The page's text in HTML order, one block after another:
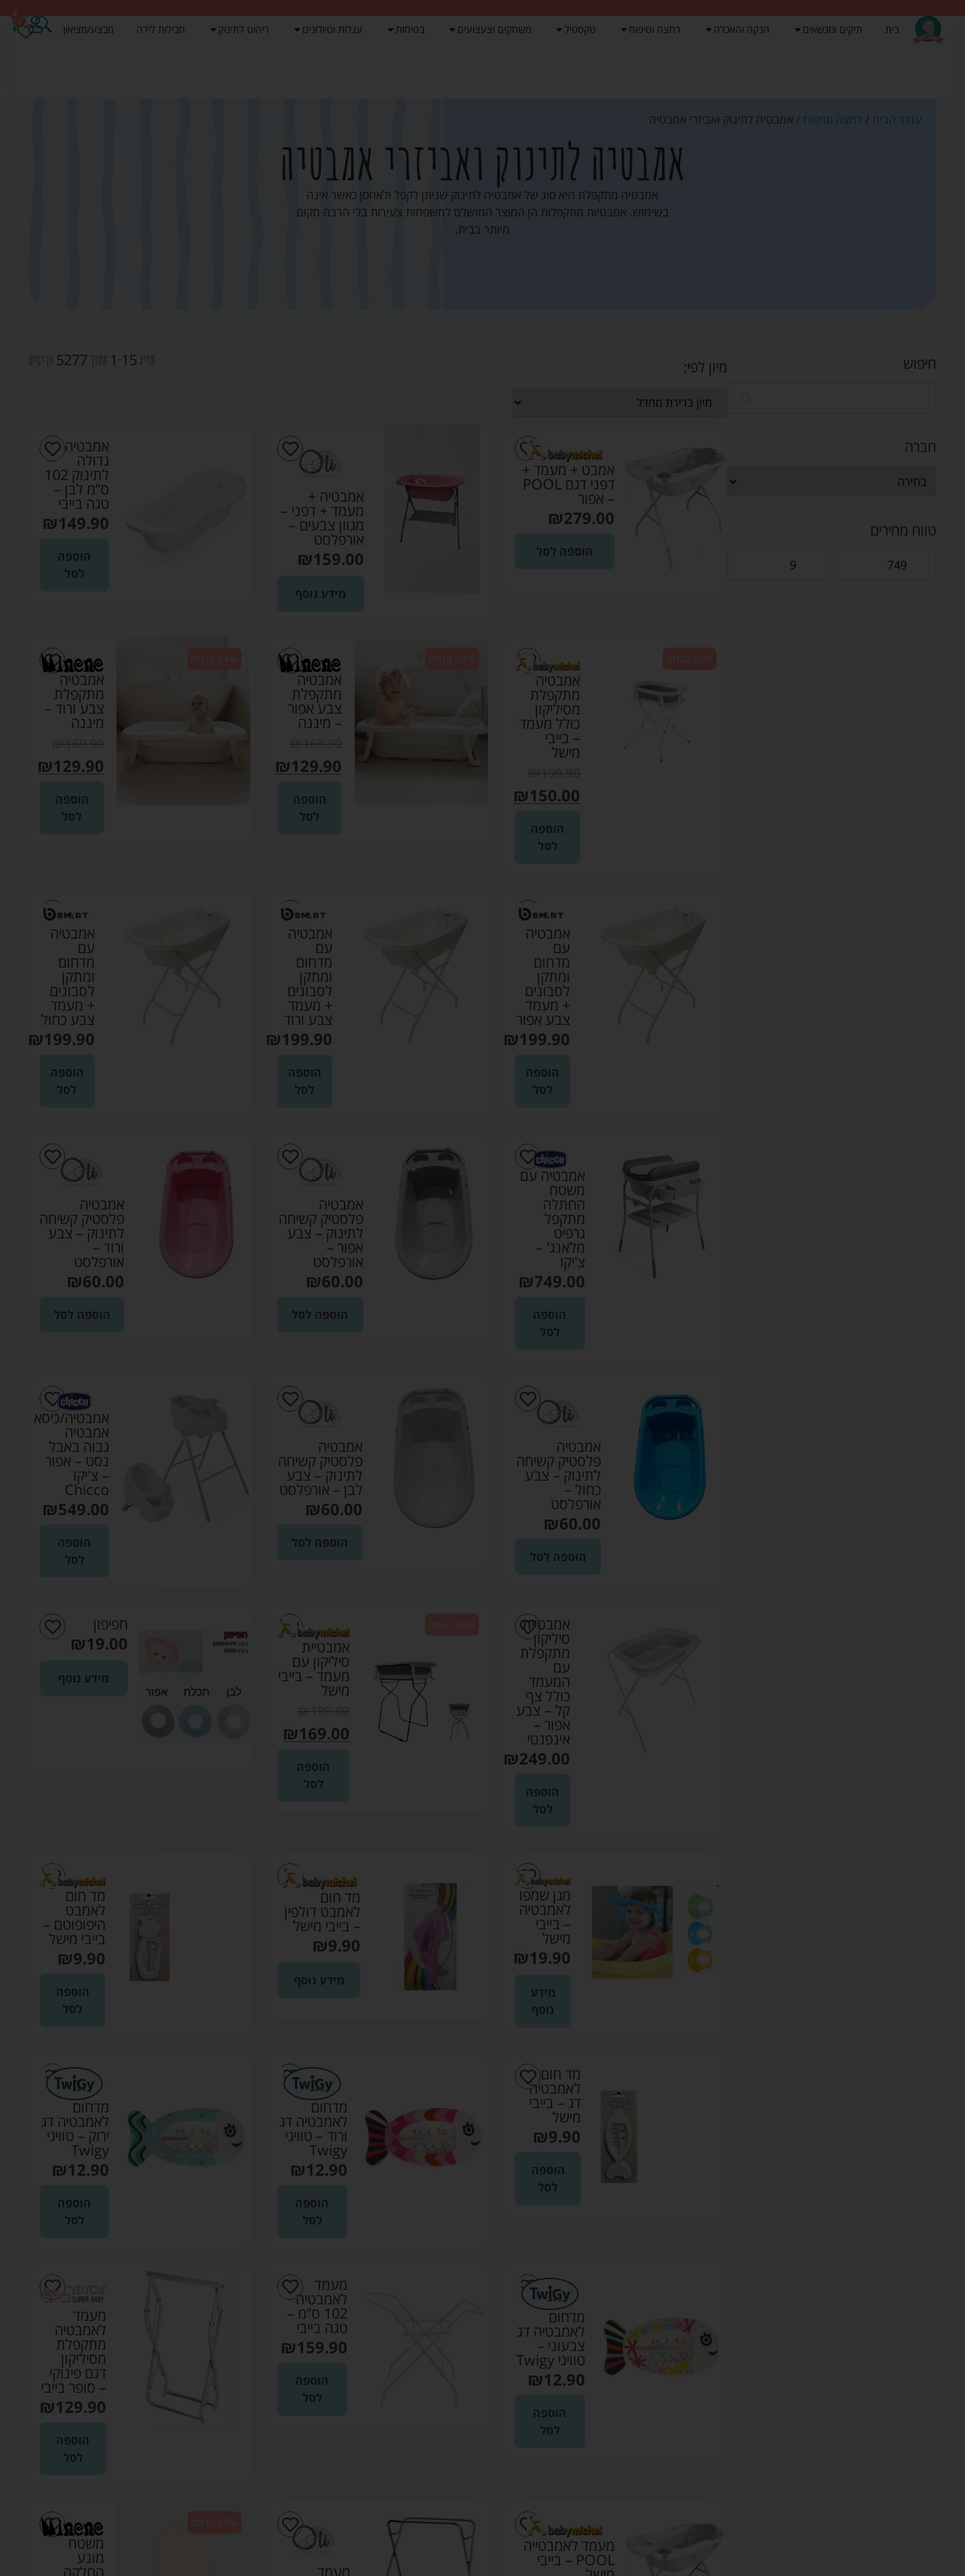
בית תיקים ומנשאים הנקה והאכלה רחצה וטיפוח טקסטיל משחקים וצעצועים בטיחות עגלות וטיולונים ריהוט לתינוק חבילות לידה מבצע/מציאון
0
עמוד הבית / רחצה וטיפוח / אמבטיה לתינוק ואביזרי אמבטיה
אמבטיה לתינוק ואביזרי אמבטיה
אמבטיה מתקפלת היא סוג של אמבטיה לתינוק שניתן לקפל ולאחסן כאשר אינה
בשימוש. אמבטיות מתקפלות הן המוצר המושלם למשפחות צעירות בלי הרבה מקום
מיותר בבית.
חיפוש
חברה
טווח מחירים
מיון לפי: מציג 1 -15 מתוך 5277 פריטים
אמבט + מעמד +
דפני דגם POOL
– אפור
₪279.00
הוספה לסל
אמבטיה +
מעמד + דפני –
מגוון צבעים –
אורפלסט
₪159.00
מידע נוסף
אמבטיה
גדולה
לתינוק 102
ס”מ לבן –
טגה בייבי
₪149.90
הוספה
לסל
אמבטיה
מתקפלת
מסיליקון
כולל מעמד
– בייבי
מישל
₪199.90
₪150.00
הוספה
לסל
אמבטיה
מתקפלת
צבע אפור
– מיננה
₪169.90
₪129.90
הוספה
לסל
אמבטיה
מתקפלת
צבע ורוד –
מיננה
₪169.90
₪129.90
הוספה
לסל
אמבטיה
עם
מדחום
ומתקן
לסבונים
+ מעמד
צבע אפור
₪199.90
הוספה
לסל
אמבטיה
עם
מדחום
ומתקן
לסבונים
+ מעמד
צבע ורוד
₪199.90
הוספה
לסל
אמבטיה
עם
מדחום
ומתקן
לסבונים
+ מעמד
צבע כחול
₪199.90
הוספה
לסל
אמבטיה עם
משטח
החתלה
מתקפל
גרפיט
מלאנג' –
צ'יקו
₪749.00
הוספה
לסל
אמבטיה
פלסטיק קשיחה
לתינוק – צבע
אפור –
אורפלסט
₪60.00
הוספה לסל
אמבטיה
פלסטיק קשיחה
לתינוק – צבע
ורוד –
אורפלסט
₪60.00
הוספה לסל
אמבטיה
פלסטיק קשיחה
לתינוק – צבע
כחול –
אורפלסט
₪60.00
הוספה לסל
אמבטיה
פלסטיק קשיחה
לתינוק – צבע
לבן – אורפלסט
₪60.00
הוספה לסל
אמבטיה/כיסא
אמבטיה
גבוה באבל
נסט – אפור
– צ'יקו
Chicco
₪549.00
הוספה
לסל
אמבטיית
סיליקון
מתקפלת
עם
המעמד
כולל צף
קל – צבע
אפור –
אינפנטי
₪249.00
הוספה
לסל
אמבטיית
סיליקון עם
מעמד – בייבי
מישל
₪199.00
₪169.00
הוספה
לסל
חפיפון
₪19.00
מידע נוסף
מגן שמפו
לאמבטיה
– בייבי
מישל
₪19.90
מידע
נוסף
מד חום
לאמבט דולפין
– בייבי מישל
₪9.90
מידע נוסף
מד חום
לאמבט
היפופוטם –
בייבי מישל
₪9.90
הוספה
לסל
מד חום
לאמבטיה
דג – בייבי
מישל
₪9.90
הוספה
לסל
מדחום
לאמבטיה דג
ורוד – טוויגי
Twigy
₪12.90
הוספה
לסל
מדחום
לאמבטיה דג
ירוק – טוויגי
Twigy
₪12.90
הוספה
לסל
מדחום
לאמבטיה דג
צבעוני –
טוויגי Twigy
₪12.90
הוספה
לסל
מעמד
לאמבטיה
102 ס”מ –
טגה בייבי
₪159.90
הוספה
לסל
מעמד
לאמבטיה
מתקפלת
מסיליקון
דגם פינוקי
– סופר בייבי
₪129.90
הוספה
לסל
מעמד לאמבטייה
POOL – בייבי
מעמד
משטח
מונע